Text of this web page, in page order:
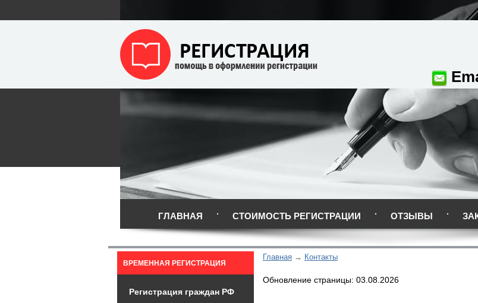
ГЛАВНАЯ СТОИМОСТЬ РЕГИСТРАЦИИ ОТЗЫВЫ
Главная Контакты
Обновление страницы: 03.08.2026
ВРЕМЕННАЯ РЕГИСТРАЦИЯ
Регистрация граждан РФ